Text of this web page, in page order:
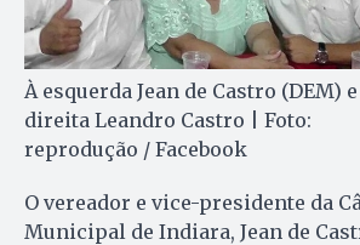
À esquerda Jean de Castro (DEM) e
direita Leandro Castro | Foto:
reprodução / Facebook
O vereador e vice-presidente da
Municipal de Indiara, Jean de